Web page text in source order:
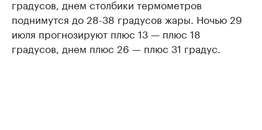
градусов, днем столбики термометров
поднимутся до 28-38 градусов жары. Ночью 29
июля прогнозируют плюс 13 — плюс 18
градусов, днем плюс 26 — плюс 31 градус.